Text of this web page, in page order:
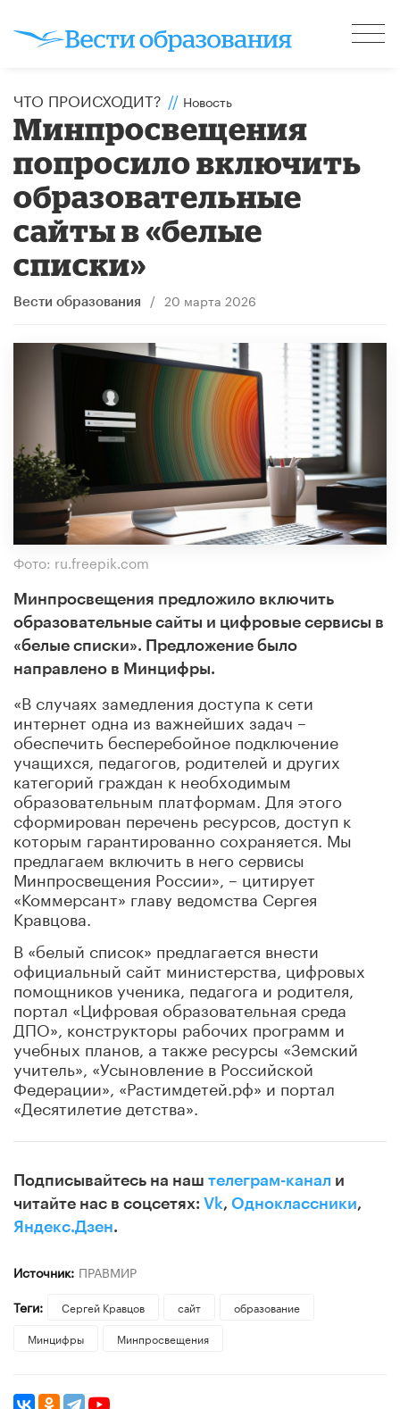
ЧТО ПРОИСХОДИТ? // Новость
Минпросвещения
попросило включить
образовательные
сайты в «белые
списки»
Вести образования / 20 марта 2026
Фото: ru.freepik.com
Минпросвещения предложило включить
образовательные сайты и цифровые сервисы в
«белые списки». Предложение было
направлено в Минцифры.
«В случаях замедления доступа к сети
интернет одна из важнейших задач –
обеспечить бесперебойное подключение
учащихся, педагогов, родителей и других
категорий граждан к необходимым
образовательным платформам. Для этого
сформирован перечень ресурсов, доступ к
которым гарантированно сохраняется. Мы
предлагаем включить в него сервисы
Минпросвещения России», – цитирует
«Коммерсант» главу ведомства Сергея
Кравцова.
В «белый список» предлагается внести
официальный сайт министерства, цифровых
помощников ученика, педагога и родителя,
портал «Цифровая образовательная среда
ДПО», конструкторы рабочих программ и
учебных планов, а также ресурсы «Земский
учитель», «Усыновление в Российской
Федерации», «Растимдетей.рф» и портал
«Десятилетие детства».
Подписывайтесь на наш телеграм-канал и
читайте нас в соцсетях: Vk, Одноклассники,
Яндекс.Дзен.
Источник: ПРАВМИР
Теги:
Сергей Кравцов сайт
образование
Минцифры
Минпросвещения